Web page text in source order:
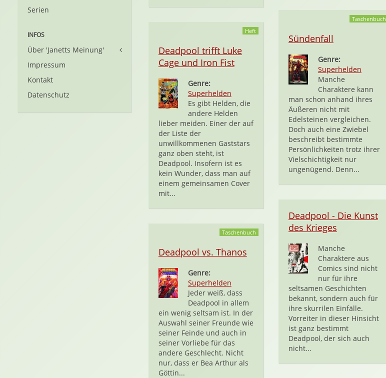
Heft
Deadpool trifft Luke
Cage und Iron Fist
Genre:
Superhelden
Es gibt Helden, die
andere Helden
lieber meiden. Einer der auf
der Liste der
unwillkommenen Gaststars
ganz oben steht, ist
Deadpool. Insofern ist es
kein Wunder, dass man auf
einem gemeinsamen Cover
mit...
Taschenbuch
Sündenfall
Genre:
Superhelden
Manche
Charaktere kann
man schon anhand ihres
Äußeren nicht mit
Edelsteinen vergleichen.
Doch auch eine Zwiebel
beschreibt bestimmte
Persönlichkeiten trotz ihrer
Vielschichtigkeit nur
ungenügend. Denn...
Taschenbuch
Deadpool vs. Thanos
Genre:
Superhelden
Jeder weiß, dass
Deadpool in allem
ein wenig seltsam ist. In der
Auswahl seiner Freunde wie
seiner Feinde und auch in
seiner Vorliebe für das
andere Geschlecht. Nicht
nur, dass er Bea Arthur als
Göttin...
Deadpool - Die Kunst
des Krieges
Manche
Charaktere aus
Comics sind nicht
nur für ihre
seltsamen Geschichten
bekannt, sondern auch für
ihre skurrilen Einfälle.
Vorreiter in dieser Hinsicht
ist ganz bestimmt
Deadpool, der sich auch
nicht...
Serien
INFOS
Über 'Janetts Meinung'
Impressum
Kontakt
Datenschutz